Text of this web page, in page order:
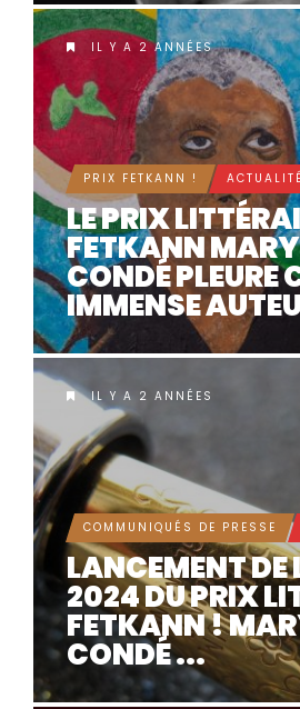
IL Y A 2 ANNÉES
PRIX FETKANN !
LE PRIX
FETKANN
CONDÉ PLEURE
IMMENSE
IL Y A 2 ANNÉES
COMMUNIQUÉS DE PRESSE
LANCEMENT DE
2024 DU PRIX
FETKANN !
CONDÉ ...